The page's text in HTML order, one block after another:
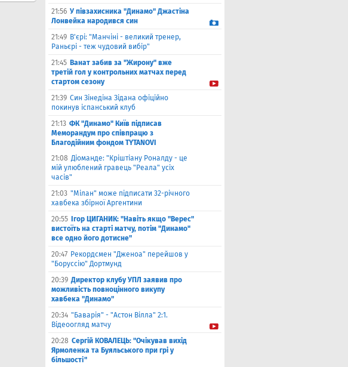
21:56 У півзахисника "Динамо" Джастіна
Лонвейка народився син
21:49 В'єрі: "Манчіні - великий тренер,
Раньєрі - теж чудовий вибір"
21:45 Ванат забив за "Жирону" вже
третій гол у контрольних матчах перед
стартом сезону
21:39 Син Зінедіна Зідана офіційно
покинув іспанський клуб
21:13 ФК "Динамо" Київ підписав
Меморандум про співпрацю з
Благодійним фондом TYTANOVI
21:08 Діоманде: "Кріштіану Роналду - це
мій улюблений гравець "Реала" усіх
часів"
21:03 "Мілан" може підписати 32-річного
хавбека збірної Аргентини
20:55
Ігор ЦИГАНИК: "Навіть якщо "Верес"
вистоїть на старті матчу, потім "Динамо"
все одно його дотисне"
20:47 Рекордсмен "Дженоа" перейшов у
"Боруссію" Дортмунд
20:39 Директор клубу УПЛ заявив про
можливість повноцінного викупу
хавбека "Динамо"
20:34 "Баварія" - "Астон Вілла" 2:1.
Відеоогляд матчу
20:28 Сергій КОВАЛЕЦЬ: "Очікував вихід
Ярмоленка та Буяльського при грі у
більшості"